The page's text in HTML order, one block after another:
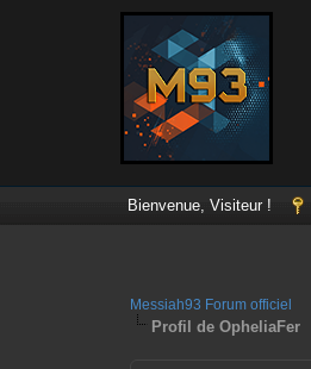
Bienvenue, Visiteur !
Messiah93 Forum officiel
Profil de OpheliaFer